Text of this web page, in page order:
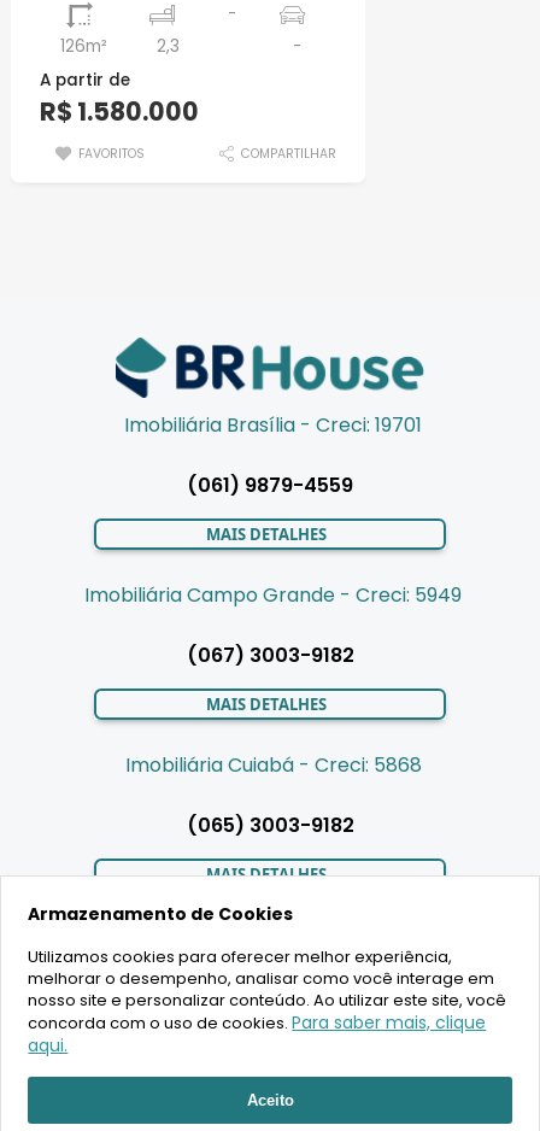
126m² 2,3
-
-
A partir de
R$ 1.580.000
FAVORITOS COMPARTILHAR
Imobiliária Brasília - Creci: 19701
(061) 9879-4559
MAIS DETALHES
Imobiliária Campo Grande - Creci: 5949
(067) 3003-9182
MAIS DETALHES
Imobiliária Cuiabá - Creci: 5868
(065) 3003-9182
MAIS DETALHES
LIGAMOS PARA VOCÊ
2020 Copyright - BR House Inteligência Imobiliária LTDA -
16.630.405/0001-43 - CRECI 19701 - Todos os direitos reservados
Armazenamento de Cookies
Utilizamos cookies para oferecer melhor experiência,
melhorar o desempenho, analisar como você interage em
nosso site e personalizar conteúdo. Ao utilizar este site, você
concorda com o uso de cookies.Para saber mais, clique
aqui.
Aceito